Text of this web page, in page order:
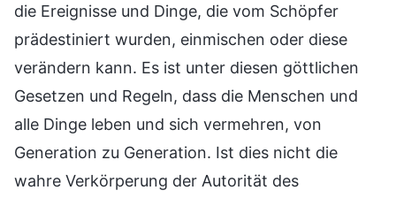
die Ereignisse und Dinge, die vom Schöpfer
prädestiniert wurden, einmischen oder diese
verändern kann. Es ist unter diesen göttlichen
Gesetzen und Regeln, dass die Menschen und
alle Dinge leben und sich vermehren, von
Generation zu Generation. Ist dies nicht die
wahre Verkörperung der Autorität des